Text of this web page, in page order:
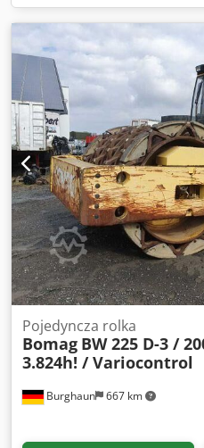
Burghaun 667 km
Pojedyncza rolka
Bomag BW 225 D-3 /
3.824h! / Variocontrol